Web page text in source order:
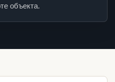
объекта.